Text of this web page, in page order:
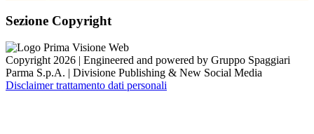
Sezione Copyright
Copyright 2026 | Engineered and powered by Gruppo Spaggiari
Parma S.p.A. | Divisione Publishing & New Social Media
Disclaimer trattamento dati personali